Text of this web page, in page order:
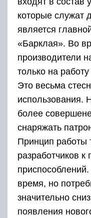
которые служат
является
«Барклая». Во
производители
только на
Это весьма
использования.
более
снаряжать
Принцип работы
разработчиков
время, но
значительно
появления